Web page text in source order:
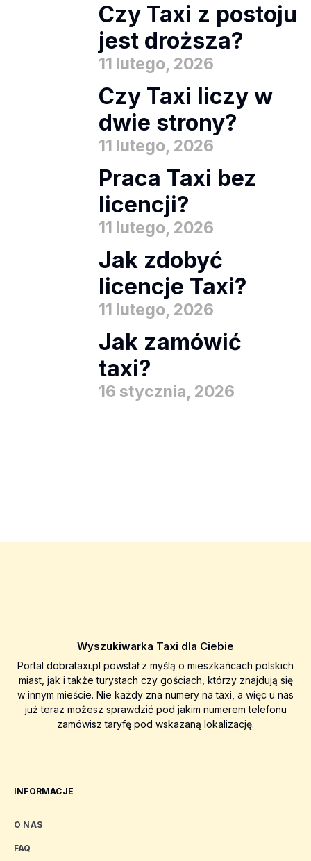
Czy Taxi z postoju
jest droższa?
11 lutego, 2026
Czy Taxi liczy w
dwie strony?
11 lutego, 2026
Praca Taxi bez
licencji?
11 lutego, 2026
Jak zdobyć
licencje Taxi?
11 lutego, 2026
Jak zamówić
taxi?
16 stycznia, 2026
Wyszukiwarka Taxi dla Ciebie
Portal dobrataxi.pl powstał z myślą o mieszkańcach polskich
miast, jak i także turystach czy gościach, którzy znajdują się
w innym mieście. Nie każdy zna numery na taxi, a więc u nas
już teraz możesz sprawdzić pod jakim numerem telefonu
zamówisz taryfę pod wskazaną lokalizację.
INFORMACJE
O NAS
FAQ